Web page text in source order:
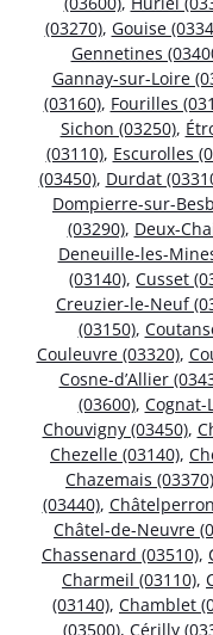
(03270), Gouise
Gennetines
Gannay-sur-Loire
(03160), Fourilles
Sichon (03250),
(03110), Escurolles
(03450), Durdat
Dompierre-sur-
(03290), Deux-
Deneuille-les-
(03140), Cusset
Creuzier-le-Neuf
(03150),
Couleuvre (03320),
Cosne-d’Allier
(03600), Cognat-
Chouvigny (03450),
Chezelle (03140),
Chazemais (03370)
(03440),
Châtel-de-Neuvre
Chassenard (03510),
Charmeil (03110),
(03140), Chamblet
(03500), Cérilly